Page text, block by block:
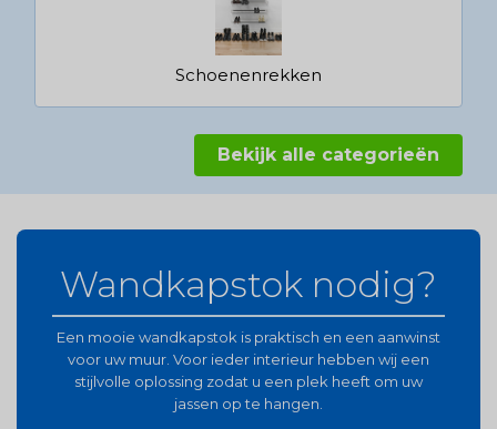
Schoenenrekken
Bekijk alle categorieën
Wandkapstok nodig?
Een mooie wandkapstok is praktisch en een aanwinst
voor uw muur. Voor ieder interieur hebben wij een
stijlvolle oplossing zodat u een plek heeft om uw
jassen op te hangen.